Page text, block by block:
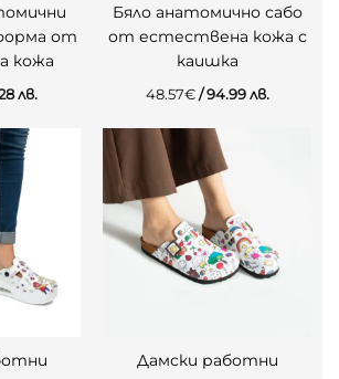
от
кожа
лв.
Бяло анатомично сабо
от естествена кожа с
каишка
48.57€/ 94.99 лв.
Дамски работни